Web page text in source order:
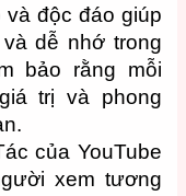
và độc đáo giúp
dễ nhớ trong
bảo rằng mỗi
trị và phong
của YouTube
xem tương